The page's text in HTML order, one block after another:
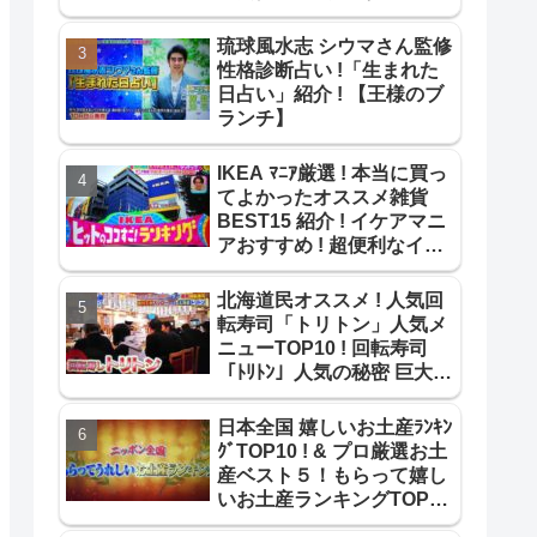
! ~【1番だけが知ってい
る】
琉球風水志 シウマさん監修
性格診断占い !「生まれた
日占い」紹介 ! 【王様のブ
ランチ】
IKEA ﾏﾆｱ厳選 ! 本当に買っ
てよかったオススメ雑貨
BEST15 紹介 ! イケアマニ
アおすすめ ! 超便利なイケ
ア雑貨ﾍﾞｽﾄ15 !【ｻﾀﾃﾞｰﾌﾟﾗ
ｽ】
北海道民オススメ ! 人気回
転寿司「トリトン」人気メ
ニューTOP10 ! 回転寿司
「ﾄﾘﾄﾝ」人気の秘密 巨大寿
司ネタ【教えてもらう前と
後】
日本全国 嬉しいお土産ﾗﾝｷﾝ
ｸﾞTOP10 ! & プロ厳選お土
産ベスト５！もらって嬉し
いお土産ランキングTOP10
紹介!【よじごじDays】